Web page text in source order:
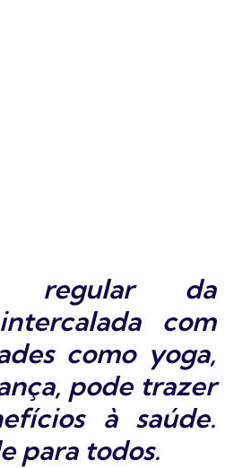
regular da
com
como yoga,
pode trazer
à saúde.
para todos.